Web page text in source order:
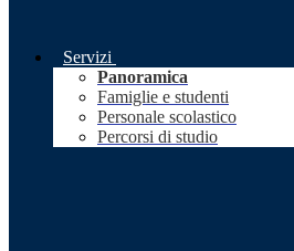
Servizi
Panoramica
Famiglie e studenti
Personale scolastico
Percorsi di studio